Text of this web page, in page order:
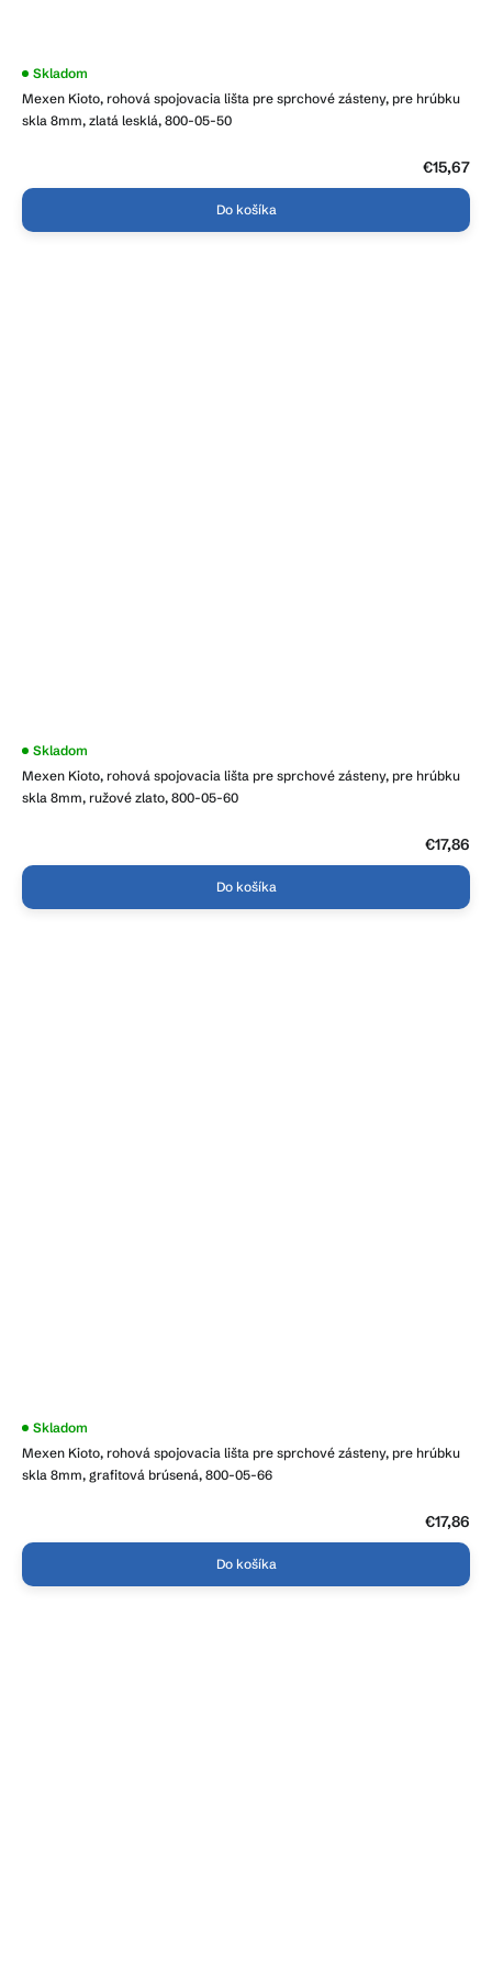
Mexen Kioto, rohová spojovacia lišta pre sprchové zásteny, pre hrúbku
skla 8mm, zlatá lesklá, 800-05-50
Skladom
€15,67
Do košíka
Mexen Kioto, rohová spojovacia lišta pre sprchové zásteny, pre hrúbku
skla 8mm, ružové zlato, 800-05-60
Skladom
€17,86
Do košíka
Mexen Kioto, rohová spojovacia lišta pre sprchové zásteny, pre hrúbku
skla 8mm, grafitová brúsená, 800-05-66
Skladom
€17,86
Do košíka